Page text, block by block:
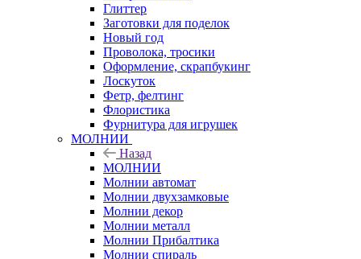
Глиттер
Заготовки для поделок
Новый год
Проволока, тросики
Оформление, скрапбукинг
Лоскуток
Фетр, фелтинг
Флористика
Фурнитура для игрушек
МОЛНИИ
Назад
МОЛНИИ
Молнии автомат
Молнии двухзамковые
Молнии декор
Молнии металл
Молнии Прибалтика
Молнии спираль